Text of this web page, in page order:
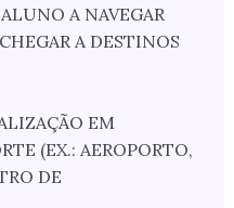
A NAVEGAR
A DESTINOS
EM
(EX.: AEROPORTO,
DE